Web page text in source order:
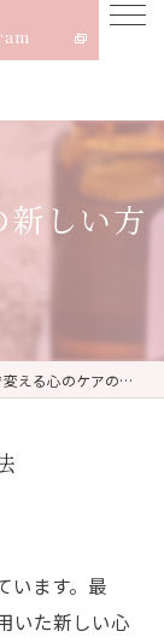
しい方
る心のケアの新しい方法
います。最
いた新しい心